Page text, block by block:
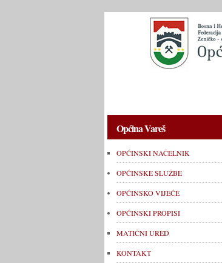
Općina Vareš
OPĆINSKI NAČELNIK
OPĆINSKE SLUŽBE
OPĆINSKO VIJEĆE
OPĆINSKI PROPISI
MATIČNI URED
KONTAKT